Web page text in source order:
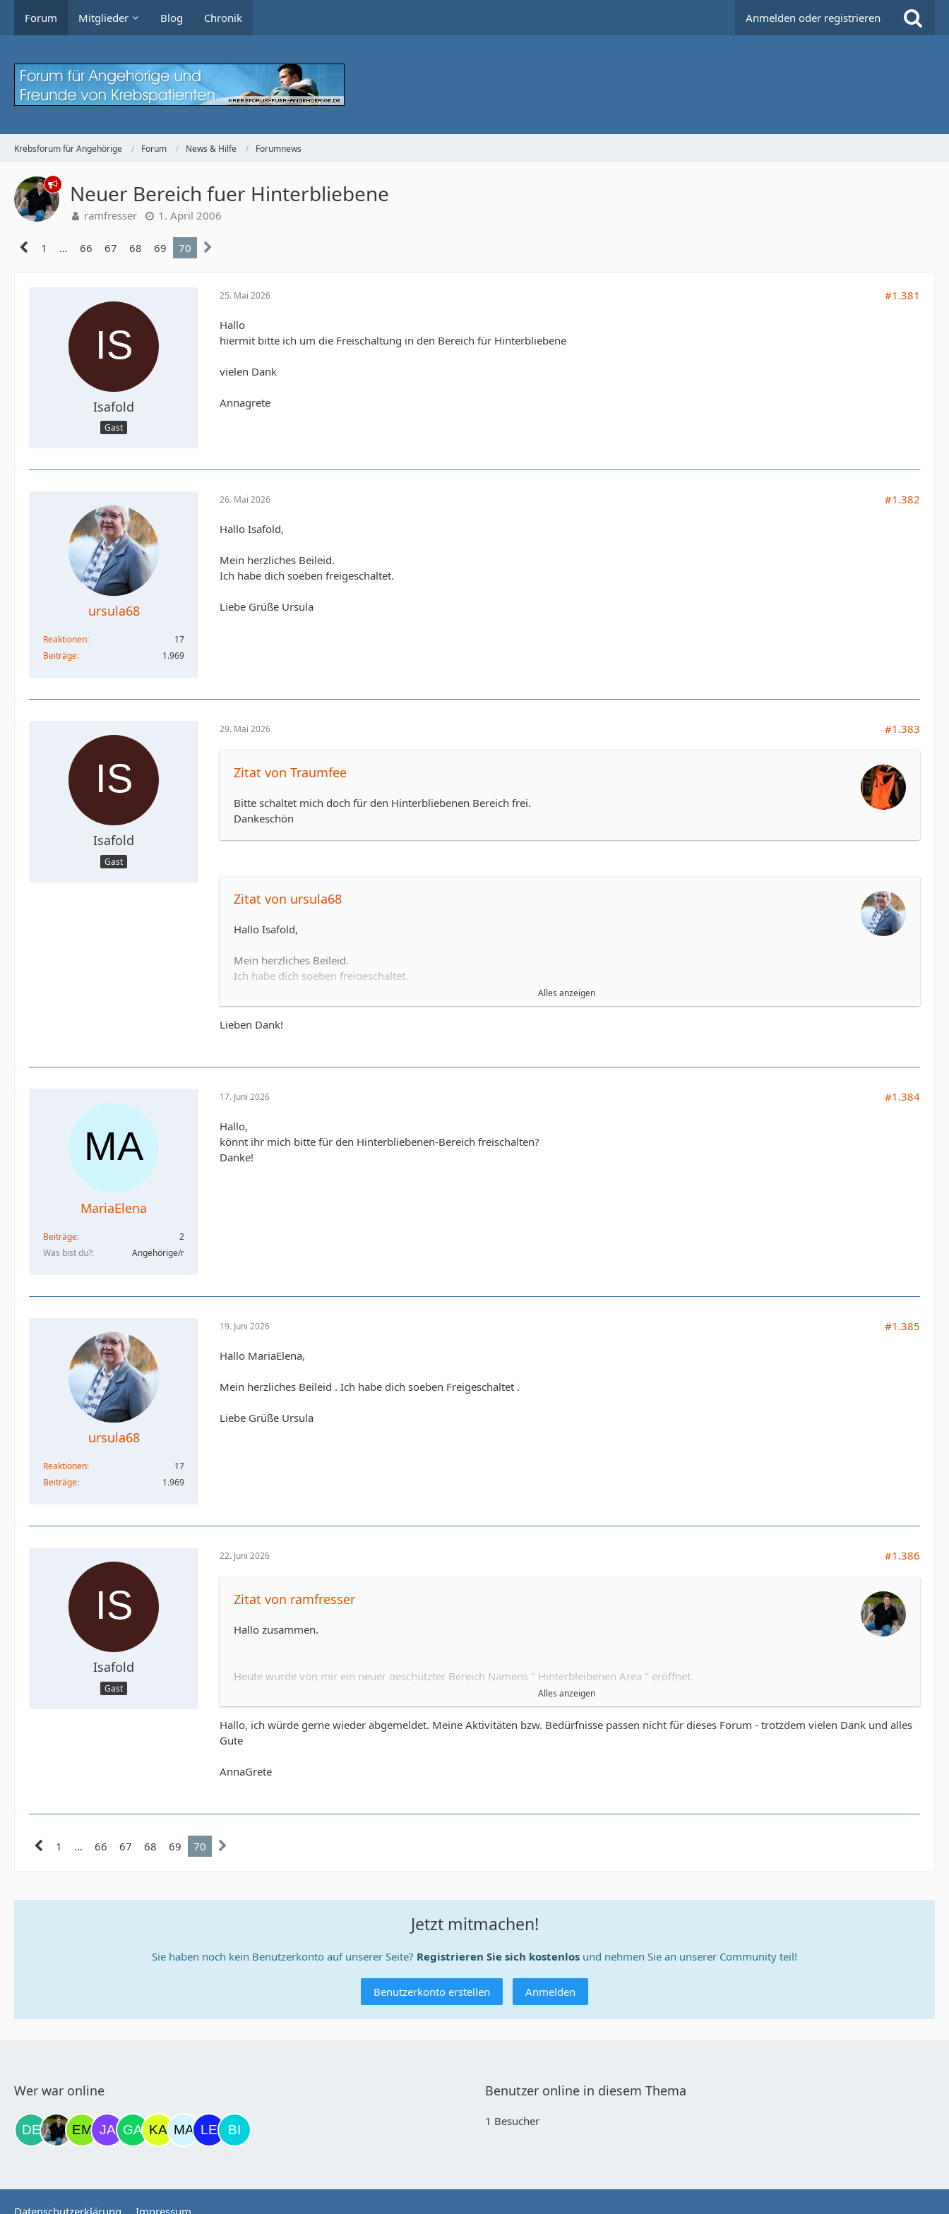
Forum Mitglieder Blog Chronik Anmelden oder registrieren
Krebsforum für Angehörige Forum News & Hilfe Forumnews
Neuer Bereich fuer Hinterbliebene
ramfresser 1. April 2006
1 … 66 67 68 69 70
Isafold
Gast
25. Mai 2026 #1.381
Hallo
hiermit bitte ich um die Freischaltung in den Bereich für Hinterbliebene
vielen Dank
Annagrete
ursula68
Reaktionen
17
Beiträge
1.969
26. Mai 2026 #1.382
Hallo Isafold,
Mein herzliches Beileid.
Ich habe dich soeben freigeschaltet.
Liebe Grüße Ursula
Isafold
Gast
29. Mai 2026 #1.383
Zitat von Traumfee
Bitte schaltet mich doch für den Hinterbliebenen Bereich frei.
Dankeschön
Zitat von ursula68
Hallo Isafold,
Mein herzliches Beileid.
Ich habe dich soeben freigeschaltet.
Liebe Grüße Ursula
Alles anzeigen
Lieben Dank!
MariaElena
Beiträge
2
Was bist du?
Angehörige/r
17. Juni 2026 #1.384
Hallo,
könnt ihr mich bitte für den Hinterbliebenen-Bereich freischalten?
Danke!
ursula68
Reaktionen
17
Beiträge
1.969
19. Juni 2026 #1.385
Hallo MariaElena,
Mein herzliches Beileid . Ich habe dich soeben Freigeschaltet .
Liebe Grüße Ursula
Isafold
Gast
22. Juni 2026 #1.386
Zitat von ramfresser
Hallo zusammen.
Heute wurde von mir ein neuer geschützter Bereich Namens " Hinterbleibenen Area " eröffnet.
Wer für diesen Bereich frei geschaltet werden möchte, kann das hier im Thema posten und wird dann vom Team für den
Bereich frei geschaltet.
LG Patrick
Alles anzeigen
Hallo, ich würde gerne wieder abgemeldet. Meine Aktivitäten bzw. Bedürfnisse passen nicht für dieses Forum - trotzdem vielen Dank und alles
Gute
AnnaGrete
1 … 66 67 68 69 70
Jetzt mitmachen!
Sie haben noch kein Benutzerkonto auf unserer Seite? Registrieren Sie sich kostenlos und nehmen Sie an unserer Community teil!
Benutzerkonto erstellen Anmelden
Wer war online Benutzer online in diesem Thema
1 Besucher